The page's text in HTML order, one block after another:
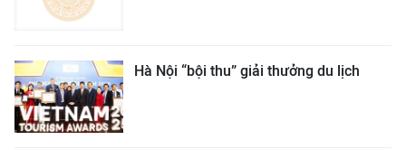
Hà Nội “bội thu” giải thưởng du lịch